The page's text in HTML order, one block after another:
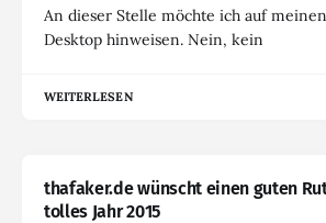
An dieser Stelle möchte ich auf
Desktop hinweisen. Nein, kein
WEITERLESEN
thafaker.de wünscht einen guten
tolles Jahr 2015